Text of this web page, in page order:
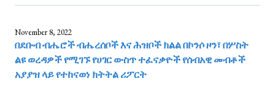
November 8, 2022
በደቡብ ብሔሮች ብሔረሰቦች እና ሕዝቦች ክልል በኮንሶ ዞን፣ በሦስት
ልዩ ወረዳዎች የሚገኙ የሀገር ውስጥ ተፈናቃዮች የሰብአዊ መብቶች
አያያዝ ላይ የተከናወነ ክትትል ሪፖርት